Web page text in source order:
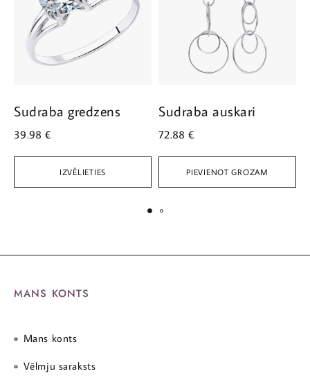
IZVĒLIETIES
Sudraba gredzens
39.98 €
PIEVIENOT GROZAM
Sudraba auskari
72.88 €
MANS KONTS
Mans konts
Vēlmju saraksts